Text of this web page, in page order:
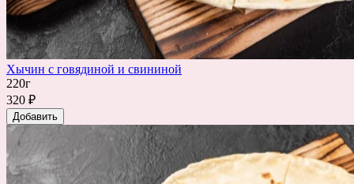
Хычин с говядиной и свининой
220г
320 ₽
Добавить